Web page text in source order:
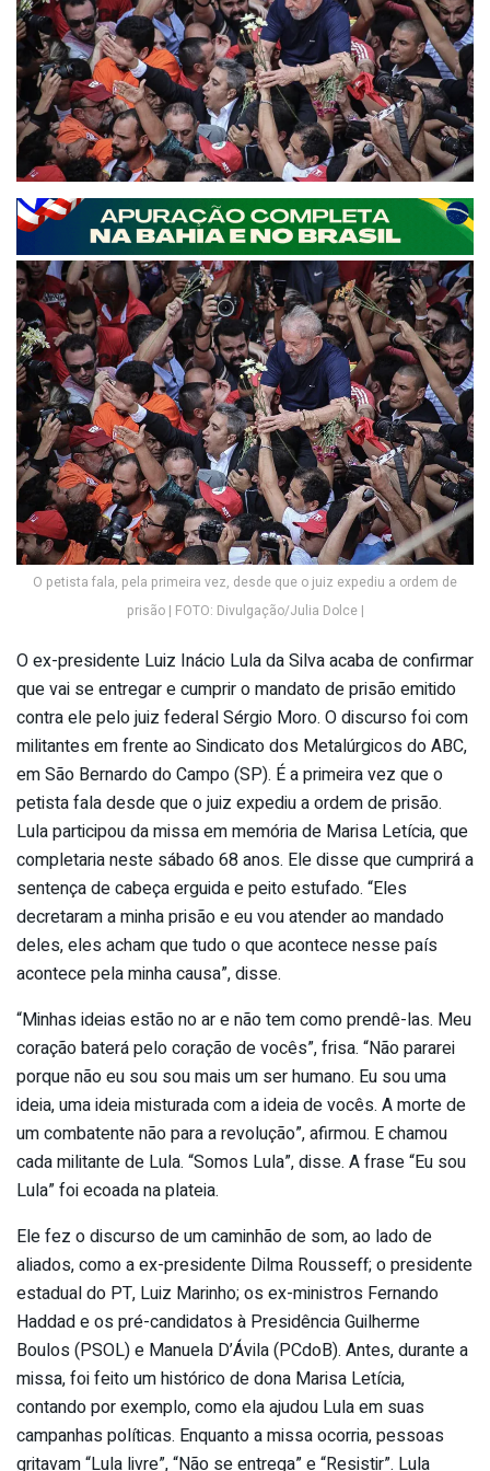
O petista fala, pela primeira vez, desde que o juiz expediu a ordem de
prisão | FOTO: Divulgação/Julia Dolce |
O ex-presidente Luiz Inácio Lula da Silva acaba de confirmar
que vai se entregar e cumprir o mandato de prisão emitido
contra ele pelo juiz federal Sérgio Moro. O discurso foi com
militantes em frente ao Sindicato dos Metalúrgicos do ABC,
em São Bernardo do Campo (SP). É a primeira vez que o
petista fala desde que o juiz expediu a ordem de prisão.
Lula participou da missa em memória de Marisa Letícia, que
completaria neste sábado 68 anos. Ele disse que cumprirá a
sentença de cabeça erguida e peito estufado. “Eles
decretaram a minha prisão e eu vou atender ao mandado
deles, eles acham que tudo o que acontece nesse país
acontece pela minha causa”, disse.
“Minhas ideias estão no ar e não tem como prendê-las. Meu
coração baterá pelo coração de vocês”, frisa. “Não pararei
porque não eu sou sou mais um ser humano. Eu sou uma
ideia, uma ideia misturada com a ideia de vocês. A morte de
um combatente não para a revolução”, afirmou. E chamou
cada militante de Lula. “Somos Lula”, disse. A frase “Eu sou
Lula” foi ecoada na plateia.
Ele fez o discurso de um caminhão de som, ao lado de
aliados, como a ex-presidente Dilma Rousseff; o presidente
estadual do PT, Luiz Marinho; os ex-ministros Fernando
Haddad e os pré-candidatos à Presidência Guilherme
Boulos (PSOL) e Manuela D’Ávila (PCdoB). Antes, durante a
missa, foi feito um histórico de dona Marisa Letícia,
contando por exemplo, como ela ajudou Lula em suas
campanhas políticas. Enquanto a missa ocorria, pessoas
gritavam “Lula livre”, “Não se entrega” e “Resistir”. Lula